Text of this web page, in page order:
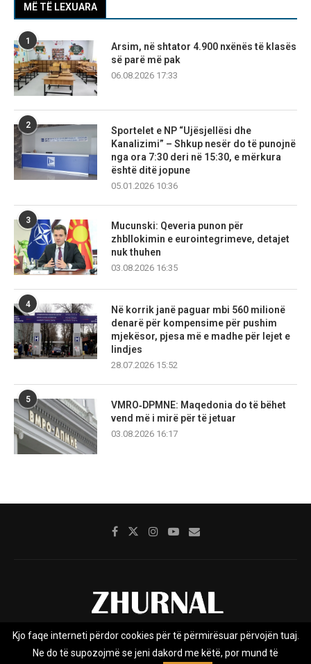
MË TË LEXUARA
1
Arsim, në shtator 4.900 nxënës të klasës
së parë më pak
06.08.2026 17:33
2
Sportelet e NP “Ujësjellësi dhe
Kanalizimi” – Shkup nesër do të punojnë
nga ora 7:30 deri në 15:30, e mërkura
është ditë jopune
05.01.2026 10:36
3
Mucunski: Qeveria punon për
zhbllokimin e eurointegrimeve, detajet
nuk thuhen
03.08.2026 16:35
4
Në korrik janë paguar mbi 560 milionë
denarë për kompensime për pushim
mjekësor, pjesa më e madhe për lejet e
lindjes
28.07.2026 15:52
5
VMRO‑DPMNE: Maqedonia do të bëhet
vend më i mirë për të jetuar
03.08.2026 16:17
Rreth nesh Impresumi Marketing
Kontakt
Kjo faqe interneti përdor cookies për të përmirësuar përvojën tuaj.
Ne do të supozojmë se jeni dakord me këtë, por mund të